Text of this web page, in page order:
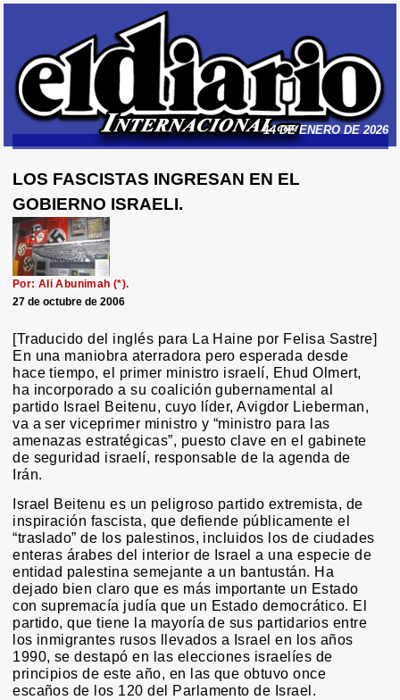
14 DE ENERO DE 2026
LOS FASCISTAS INGRESAN EN EL
GOBIERNO ISRAELI.
Por: Ali Abunimah (*).
27 de octubre de 2006
[Traducido del inglés para La Haine por Felisa Sastre]
En una maniobra aterradora pero esperada desde
hace tiempo, el primer ministro israelí, Ehud Olmert,
ha incorporado a su coalición gubernamental al
partido Israel Beitenu, cuyo líder, Avigdor Lieberman,
va a ser viceprimer ministro y “ministro para las
amenazas estratégicas”, puesto clave en el gabinete
de seguridad israelí, responsable de la agenda de
Irán.
Israel Beitenu es un peligroso partido extremista, de
inspiración fascista, que defiende públicamente el
“traslado” de los palestinos, incluidos los de ciudades
enteras árabes del interior de Israel a una especie de
entidad palestina semejante a un bantustán. Ha
dejado bien claro que es más importante un Estado
con supremacía judía que un Estado democrático. El
partido, que tiene la mayoría de sus partidarios entre
los inmigrantes rusos llevados a Israel en los años
1990, se destapó en las elecciones israelíes de
principios de este año, en las que obtuvo once
escaños de los 120 del Parlamento de Israel.